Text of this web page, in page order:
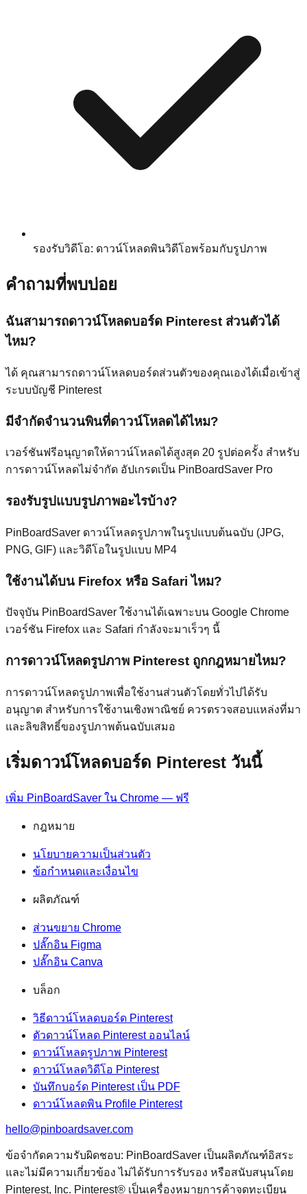
รองรับวิดีโอ: ดาวน์โหลดพินวิดีโอพร้อมกับรูปภาพ
คำถามที่พบบ่อย
ฉันสามารถดาวน์โหลดบอร์ด Pinterest ส่วนตัวได้
ไหม?
ได้ คุณสามารถดาวน์โหลดบอร์ดส่วนตัวของคุณเองได้เมื่อเข้าสู่
ระบบบัญชี Pinterest
มีจำกัดจำนวนพินที่ดาวน์โหลดได้ไหม?
เวอร์ชันฟรีอนุญาตให้ดาวน์โหลดได้สูงสุด 20 รูปต่อครั้ง สำหรับ
การดาวน์โหลดไม่จำกัด อัปเกรดเป็น PinBoardSaver Pro
รองรับรูปแบบรูปภาพอะไรบ้าง?
PinBoardSaver ดาวน์โหลดรูปภาพในรูปแบบต้นฉบับ (JPG,
PNG, GIF) และวิดีโอในรูปแบบ MP4
ใช้งานได้บน Firefox หรือ Safari ไหม?
ปัจจุบัน PinBoardSaver ใช้งานได้เฉพาะบน Google Chrome
เวอร์ชัน Firefox และ Safari กำลังจะมาเร็วๆ นี้
การดาวน์โหลดรูปภาพ Pinterest ถูกกฎหมายไหม?
การดาวน์โหลดรูปภาพเพื่อใช้งานส่วนตัวโดยทั่วไปได้รับ
อนุญาต สำหรับการใช้งานเชิงพาณิชย์ ควรตรวจสอบแหล่งที่มา
และลิขสิทธิ์ของรูปภาพต้นฉบับเสมอ
เริ่มดาวน์โหลดบอร์ด Pinterest วันนี้
เพิ่ม PinBoardSaver ใน Chrome — ฟรี
กฎหมาย
นโยบายความเป็นส่วนตัว
ข้อกำหนดและเงื่อนไข
ผลิตภัณฑ์
ส่วนขยาย Chrome
ปลั๊กอิน Figma
ปลั๊กอิน Canva
บล็อก
วิธีดาวน์โหลดบอร์ด Pinterest
ตัวดาวน์โหลด Pinterest ออนไลน์
ดาวน์โหลดรูปภาพ Pinterest
ดาวน์โหลดวิดีโอ Pinterest
บันทึกบอร์ด Pinterest เป็น PDF
ดาวน์โหลดพิน Profile Pinterest
hello@pinboardsaver.com
ข้อจำกัดความรับผิดชอบ: PinBoardSaver เป็นผลิตภัณฑ์อิสระ
และไม่มีความเกี่ยวข้อง ไม่ได้รับการรับรอง หรือสนับสนุนโดย
Pinterest, Inc. Pinterest® เป็นเครื่องหมายการค้าจดทะเบียน